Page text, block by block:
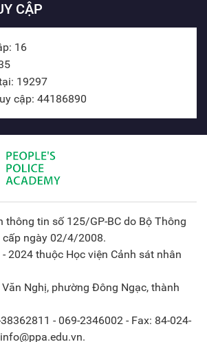
CẬP
16
19297
cập: 44186890
thông tin số 125/GP-BC do Bộ Thông
ngày 02/4/2008.
2024 thuộc Học viện Cảnh sát nhân
Nghị, phường Đông Ngạc, thành
- 069-2346002 - Fax: 84-024-